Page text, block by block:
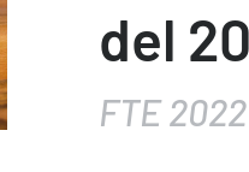
del
FTE